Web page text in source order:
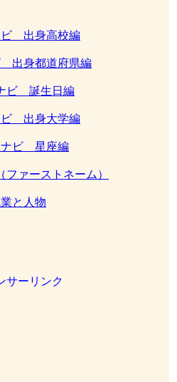
ビ 出身高校編
出身都道府県編
ビ 誕生日編
ビ 出身大学編
ナビ 星座編
ファーストネーム）
と人物
サーリンク